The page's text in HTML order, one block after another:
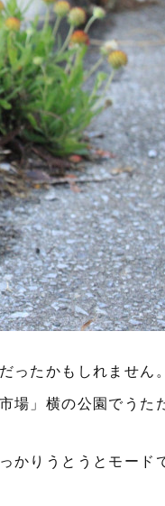
たかもしれません。
場」横の公園でうた
かりうとうとモード